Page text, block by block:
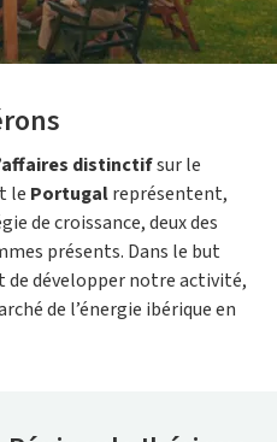
distinctifsur le
le Portugalreprésentent,
de croissance, deux des
présents. Dans le but
de développer notre activité,
de l’énergie ibérique en